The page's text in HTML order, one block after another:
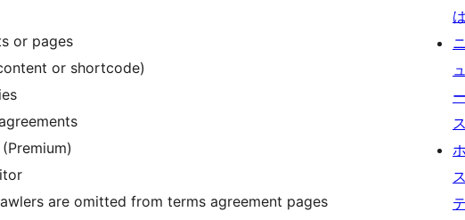
or pages
or shortcode)
are omitted from terms agreement pages
は
ニ
ュ
ー
ス
ホ
ス
テ